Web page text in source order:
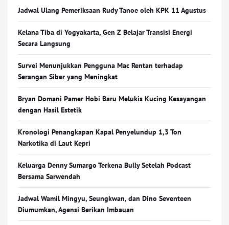
Jadwal Ulang Pemeriksaan Rudy Tanoe oleh KPK 11 Agustus
Kelana Tiba di Yogyakarta, Gen Z Belajar Transisi Energi
Secara Langsung
Survei Menunjukkan Pengguna Mac Rentan terhadap
Serangan Siber yang Meningkat
Bryan Domani Pamer Hobi Baru Melukis Kucing Kesayangan
dengan Hasil Estetik
Kronologi Penangkapan Kapal Penyelundup 1,3 Ton
Narkotika di Laut Kepri
Keluarga Denny Sumargo Terkena Bully Setelah Podcast
Bersama Sarwendah
Jadwal Wamil Mingyu, Seungkwan, dan Dino Seventeen
Diumumkan, Agensi Berikan Imbauan